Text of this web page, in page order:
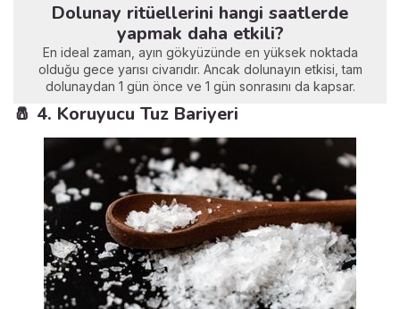
Dolunay ritüellerini hangi saatlerde
yapmak daha etkili?
En ideal zaman, ayın gökyüzünde en yüksek noktada
olduğu gece yarısı civarıdır. Ancak dolunayın etkisi, tam
dolunaydan 1 gün önce ve 1 gün sonrasını da kapsar.
🧂 4. Koruyucu Tuz Bariyeri